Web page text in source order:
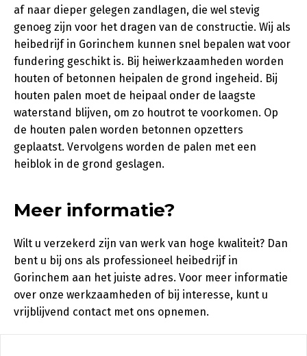
af naar dieper gelegen zandlagen, die wel stevig
genoeg zijn voor het dragen van de constructie. Wij als
heibedrijf in Gorinchem kunnen snel bepalen wat voor
fundering geschikt is. Bij heiwerkzaamheden worden
houten of betonnen heipalen de grond ingeheid. Bij
houten palen moet de heipaal onder de laagste
waterstand blijven, om zo houtrot te voorkomen. Op
de houten palen worden betonnen opzetters
geplaatst. Vervolgens worden de palen met een
heiblok in de grond geslagen.
Meer informatie?
Wilt u verzekerd zijn van werk van hoge kwaliteit? Dan
bent u bij ons als professioneel heibedrijf in
Gorinchem aan het juiste adres. Voor meer informatie
over onze werkzaamheden of bij interesse, kunt u
vrijblijvend contact met ons opnemen.